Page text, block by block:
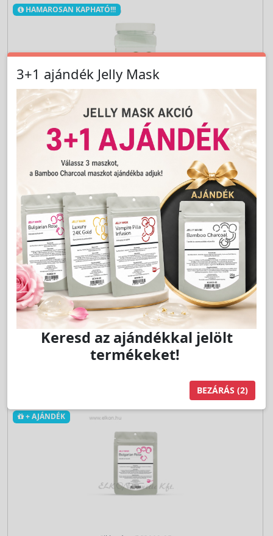
HAMAROSAN KAPHATÓ!!!
Cikkszám:EC3020-650
Barbados Aloe Nyugtató és regeneráló zselés
pormaszk 650g MAXI Pack - Jelly Mask
LAKOSSÁGI ÁR (BRUTTÓ)
12 990 Ft
Jutalom:260 pont
HAMAROSAN KAPHATÓ!!!
Kedvencnek jelöl
db Nem vásárolható!
+ AJÁNDÉK
3+1 ajándék Jelly Mask
Keresd az ajándékkal jelölt
termékeket!
BEZÁRÁS (1)